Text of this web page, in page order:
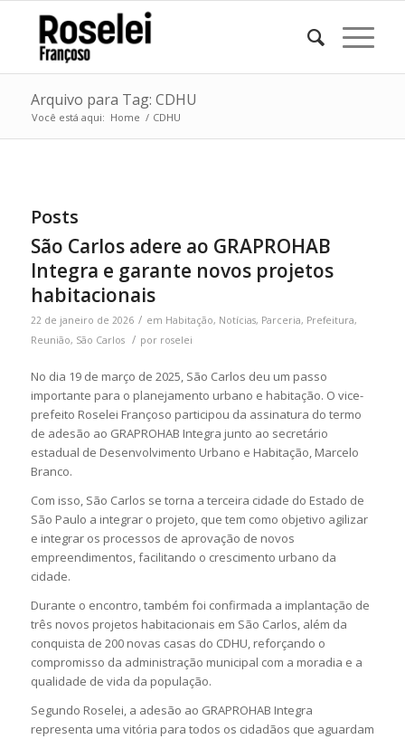
Arquivo para Tag: CDHU
Você está aqui: Home / CDHU
Posts
São Carlos adere ao GRAPROHAB
Integra e garante novos projetos
habitacionais
22 de janeiro de 2026 / em Habitação, Notícias, Parceria, Prefeitura,
Reunião, São Carlos / por roselei
No dia 19 de março de 2025, São Carlos deu um passo
importante para o planejamento urbano e habitação. O vice-
prefeito Roselei Françoso participou da assinatura do termo
de adesão ao GRAPROHAB Integra junto ao secretário
estadual de Desenvolvimento Urbano e Habitação, Marcelo
Branco.
Com isso, São Carlos se torna a terceira cidade do Estado de
São Paulo a integrar o projeto, que tem como objetivo agilizar
e integrar os processos de aprovação de novos
empreendimentos, facilitando o crescimento urbano da
cidade.
Durante o encontro, também foi confirmada a implantação de
três novos projetos habitacionais em São Carlos, além da
conquista de 200 novas casas do CDHU, reforçando o
compromisso da administração municipal com a moradia e a
qualidade de vida da população.
Segundo Roselei, a adesão ao GRAPROHAB Integra
representa uma vitória para todos os cidadãos que aguardam